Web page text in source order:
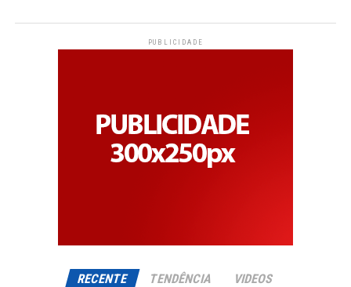
PUBLICIDADE
RECENTE TENDÊNCIA VIDEOS